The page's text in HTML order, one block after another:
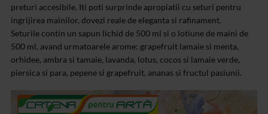
preturi accesibile. Iti poti surprinde apropiatii cu seturi pentru
ingrijirea mainilor, dovezi reale de eleganta si rafinament.
Seturile contin un sapun lichid de 500 ml si o lotiune de maini de
500 ml, avand urmatoarele arome: grapefruit lamaie si menta,
orhidee, ambra si tamaie, lavanda, lotus, cocos si lamaie verde,
piersica si para, pepene si grapefruit, ananas si fructul pasiunii.